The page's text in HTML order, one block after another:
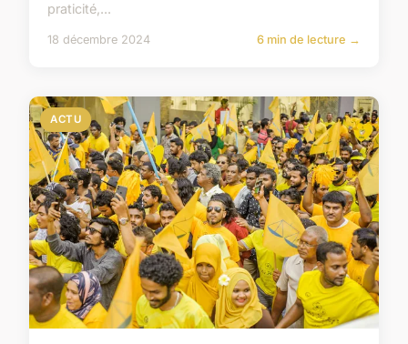
praticité,...
18 décembre 2024 6 min de lecture →
ACTU